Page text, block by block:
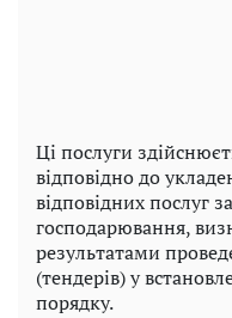
Ці послуги
відповідно до
відповідних послуг
господарювання,
результатами
(тендерів) у
порядку.